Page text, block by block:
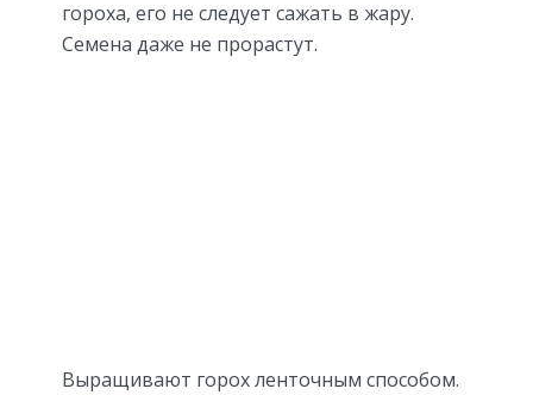
гороха, его не следует сажать в жару.
Семена даже не прорастут.
Выращивают горох ленточным способом.